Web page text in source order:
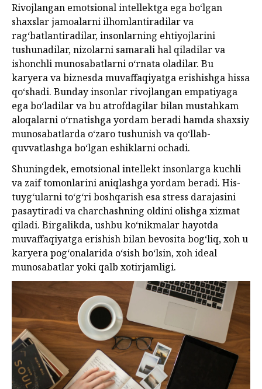
Rivojlangan emotsional intellektga ega bo‘lgan
shaxslar jamoalarni ilhomlantiradilar va
rag‘batlantiradilar, insonlarning ehtiyojlarini
tushunadilar, nizolarni samarali hal qiladilar va
ishonchli munosabatlarni o‘rnata oladilar. Bu
karyera va biznesda muvaffaqiyatga erishishga hissa
qo‘shadi. Bunday insonlar rivojlangan empatiyaga
ega bo‘ladilar va bu atrofdagilar bilan mustahkam
aloqalarni o‘rnatishga yordam beradi hamda shaxsiy
munosabatlarda o‘zaro tushunish va qo‘llab-
quvvatlashga bo‘lgan eshiklarni ochadi.
Shuningdek, emotsional intellekt insonlarga kuchli
va zaif tomonlarini aniqlashga yordam beradi. His-
tuyg‘ularni to‘g‘ri boshqarish esa stress darajasini
pasaytiradi va charchashning oldini olishga xizmat
qiladi. Birgalikda, ushbu ko‘nikmalar hayotda
muvaffaqiyatga erishish bilan bevosita bog‘liq, xoh u
karyera pog‘onalarida o‘sish bo‘lsin, xoh ideal
munosabatlar yoki qalb xotirjamligi.